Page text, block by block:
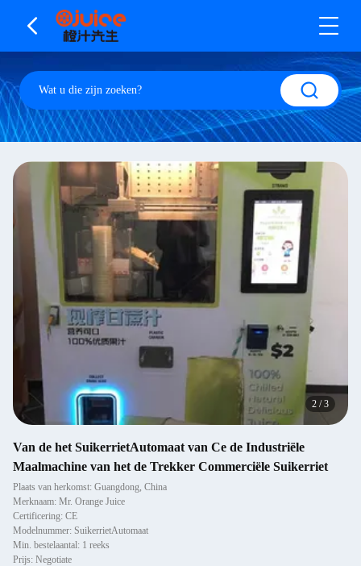
2 /3
Van de het SuikerrietAutomaat van Ce de Industriële
Maalmachine van het de Trekker Commerciële Suikerriet
Plaats van herkomst: Guangdong, China
Merknaam: Mr. Orange Juice
Certificering: CE
Modelnummer: SuikerrietAutomaat
Min. bestelaantal: 1 reeks
Prijs: Negotiate